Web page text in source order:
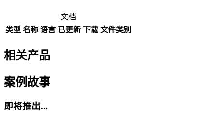
文档
类型 名称 语言 已更新 下载 文件类别
相关产品
案例故事
即将推出...